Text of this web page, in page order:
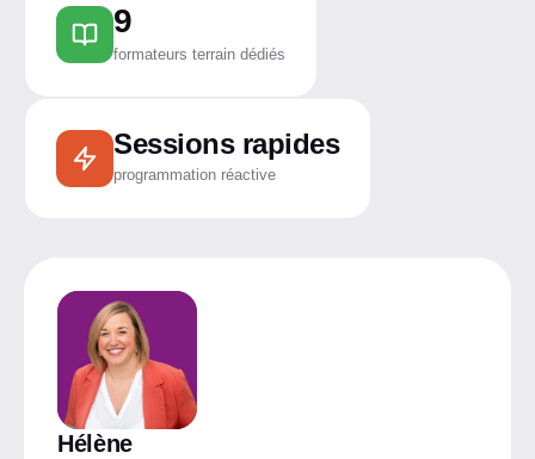
9
formateurs terrain dédiés
Sessions rapides
programmation réactive
Hélène